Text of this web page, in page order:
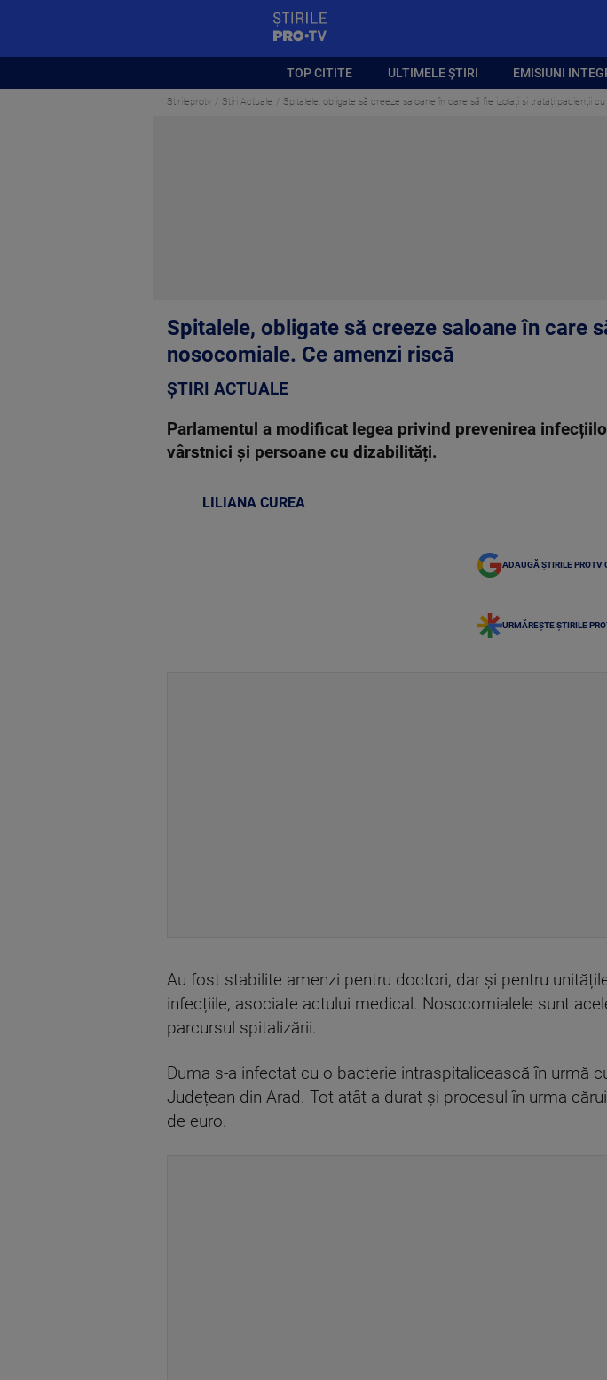
TOP CITITE ULTIMELE ȘTIRI EMISIUNI
Stirileprotv Știri Actuale Spitalele, obligate să creeze saloane în care să fie izolați și tratați pacienții
Spitalele, obligate să creeze saloane în
nosocomiale. Ce amenzi riscă
ȘTIRI ACTUALE
Parlamentul a modificat legea privind prevenirea
vârstnici și persoane cu dizabilități.
LILIANA CUREA
ADAUGĂ ȘTIRILE PROTV
URMĂREȘTE ȘTIRILE
Au fost stabilite amenzi pentru doctori, dar și pentru
infecțiile, asociate actului medical. Nosocomialele sunt
parcursul spitalizării.
Duma s-a infectat cu o bacterie intraspitalicească în urmă
Județean din Arad. Tot atât a durat și procesul în urma
de euro.